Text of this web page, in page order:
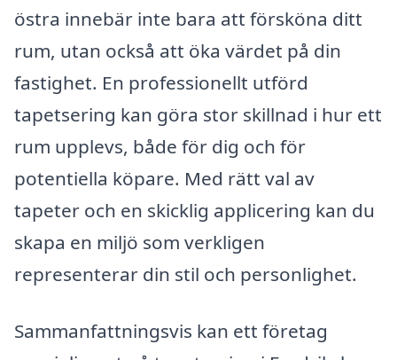
östra innebär inte bara att försköna ditt
rum, utan också att öka värdet på din
fastighet. En professionellt utförd
tapetsering kan göra stor skillnad i hur ett
rum upplevs, både för dig och för
potentiella köpare. Med rätt val av
tapeter och en skicklig applicering kan du
skapa en miljö som verkligen
representerar din stil och personlighet.
Sammanfattningsvis kan ett företag